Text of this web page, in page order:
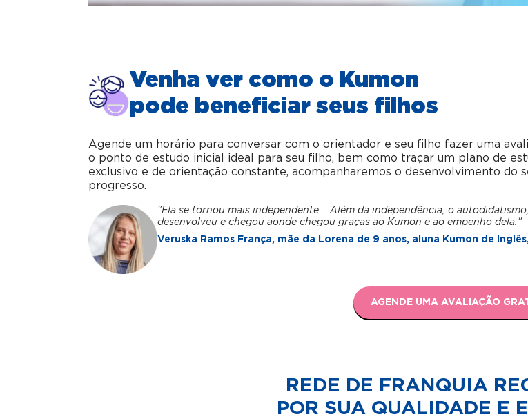
Venha ver como o Kumon
pode beneficiar seus filhos
Agende um horário para conversar com o orientador e seu filho fazer uma
o ponto de estudo inicial ideal para seu filho, bem como traçar um plano de
exclusivo e de orientação constante, acompanharemos o desenvolvimento do
progresso.
"Ela se tornou mais independente... Além da independência, o
desenvolveu e chegou aonde chegou graças ao Kumon e ao empenho dela."
Veruska Ramos França, mãe da Lorena de 9 anos, aluna Kumon de
AGENDE UMA AVALIAÇÃO
REDE DE FRANQUIA
POR SUA QUALIDADE E